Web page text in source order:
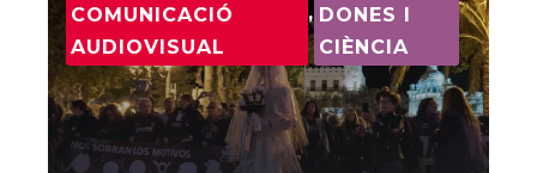
COMUNICACIÓ
AUDIOVISUAL
, DONES I
CIÈNCIA